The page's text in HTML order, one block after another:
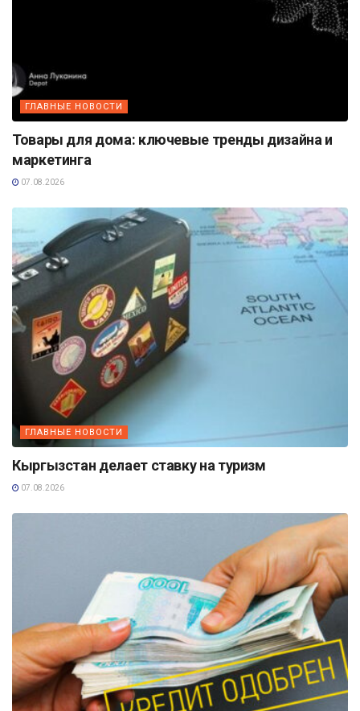
ГЛАВНЫЕ НОВОСТИ
Товары для дома: ключевые тренды дизайна и
маркетинга
07.08.2026
ГЛАВНЫЕ НОВОСТИ
Кыргызстан делает ставку на туризм
07.08.2026